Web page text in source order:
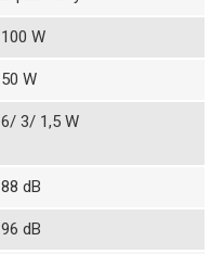
100 W
50 W
6/ 3/ 1,5 W
88 dB
96 dB